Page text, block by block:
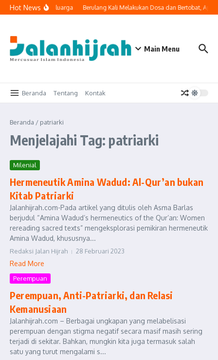
Lewati ke konten
Hot News
ke Ruang Keluarga Berulang Kali Melakukan Dosa dan Bertobat,
Main Menu
Beranda Tentang Kontak
Beranda / patriarki
Menjelajahi Tag: patriarki
Milenial
Hermeneutik Amina Wadud: Al-Qur’an bukan
Kitab Patriarki
Jalanhijrah.com-Pada artikel yang ditulis oleh Asma Barlas
berjudul “Amina Wadud’s hermeneutics of the Qur’an: Women
rereading sacred texts” mengeksplorasi pemikiran hermeneutik
Amina Wadud, khususnya...
Redaksi Jalan Hijrah 28 Februari 2023
Read More
Perempuan
Perempuan, Anti-Patriarki, dan Relasi
Kemanusiaan
Jalanhijrah.com – Berbagai ungkapan yang melabelisasi
perempuan dengan stigma negatif secara masif masih sering
terjadi di sekitar. Bahkan, mungkin kita juga termasuk salah
satu yang turut mengalami s...